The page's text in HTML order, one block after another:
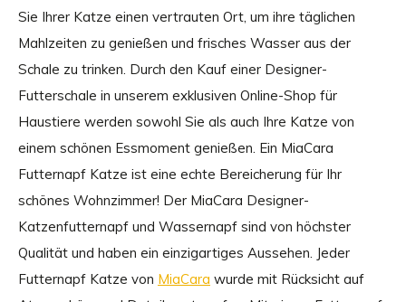
Sie Ihrer Katze einen vertrauten Ort, um ihre täglichen
Mahlzeiten zu genießen und frisches Wasser aus der
Schale zu trinken. Durch den Kauf einer Designer-
Futterschale in unserem exklusiven Online-Shop für
Haustiere werden sowohl Sie als auch Ihre Katze von
einem schönen Essmoment genießen. Ein MiaCara
Futternapf Katze ist eine echte Bereicherung für Ihr
schönes Wohnzimmer! Der MiaCara Designer-
Katzenfutternapf und Wassernapf sind von höchster
Qualität und haben ein einzigartiges Aussehen. Jeder
Futternapf Katze von MiaCara wurde mit Rücksicht auf